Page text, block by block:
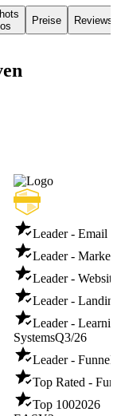
Preise Reviews
Leader - Email
Leader -
Leader -
Leader -
Leader -
SystemsQ3/26
Leader -
Top Rated -
Top 1002026